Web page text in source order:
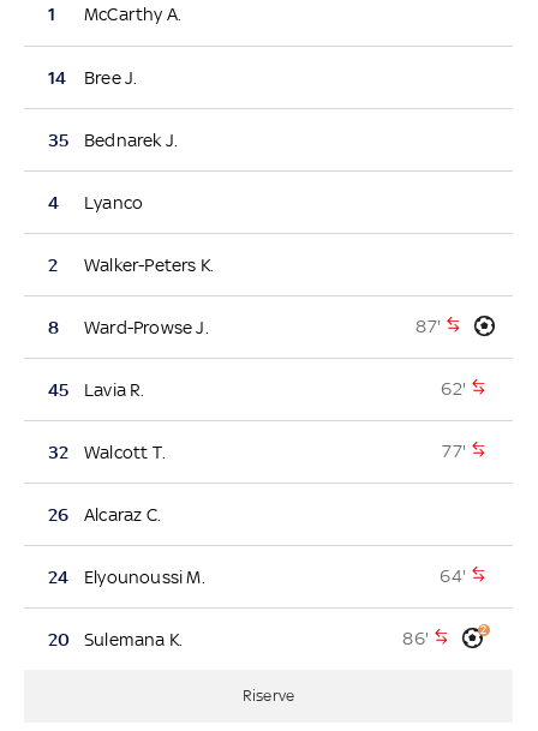
1 McCarthy A.
14 Bree J.
35 Bednarek J.
4 Lyanco
2 Walker-Peters K.
8 Ward-Prowse J. 87'
45 Lavia R. 62'
32 Walcott T. 77'
26 Alcaraz C.
24 Elyounoussi M. 64'
20 Sulemana K. 86' 2
Riserve